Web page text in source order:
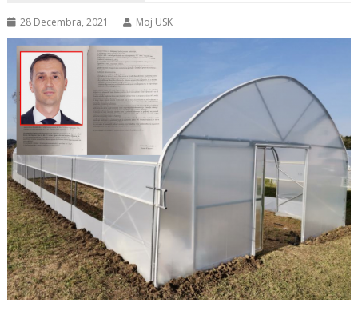
28 Decembra, 2021 Moj USK